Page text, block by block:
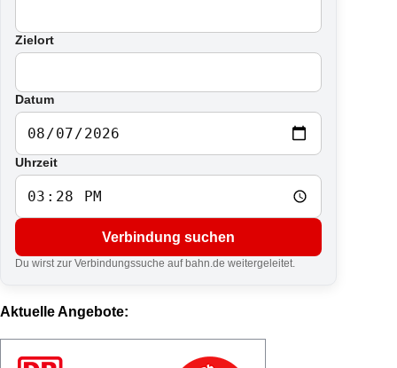
Zielort
Datum
Uhrzeit
Verbindung suchen
Du wirst zur Verbindungssuche auf bahn.de weitergeleitet.
Aktuelle Angebote: